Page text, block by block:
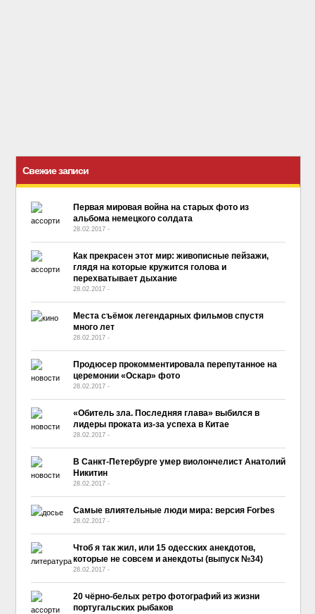
Свежие записи
Первая мировая война на старых фото из
альбома немецкого солдата
28.02.2017 -
Как прекрасен этот мир: живописные пейзажи,
глядя на которые кружится голова и
перехватывает дыхание
28.02.2017 -
Места съёмок легендарных фильмов спустя
много лет
28.02.2017 -
Продюсер прокомментировала перепутанное на
церемонии «Оскар» фото
28.02.2017 -
«Обитель зла. Последняя глава» выбился в
лидеры проката из-за успеха в Китае
28.02.2017 -
В Санкт-Петербурге умер виолончелист Анатолий
Никитин
28.02.2017 -
Самые влиятельные люди мира: версия Forbes
28.02.2017 -
Чтоб я так жил, или 15 одесских анекдотов,
которые не совсем и анекдоты (выпуск №34)
28.02.2017 -
20 чёрно-белых ретро фотографий из жизни
португальских рыбаков